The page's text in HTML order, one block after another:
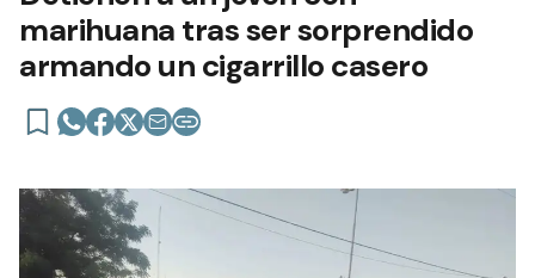
marihuana tras ser sorprendido
armando un cigarrillo casero